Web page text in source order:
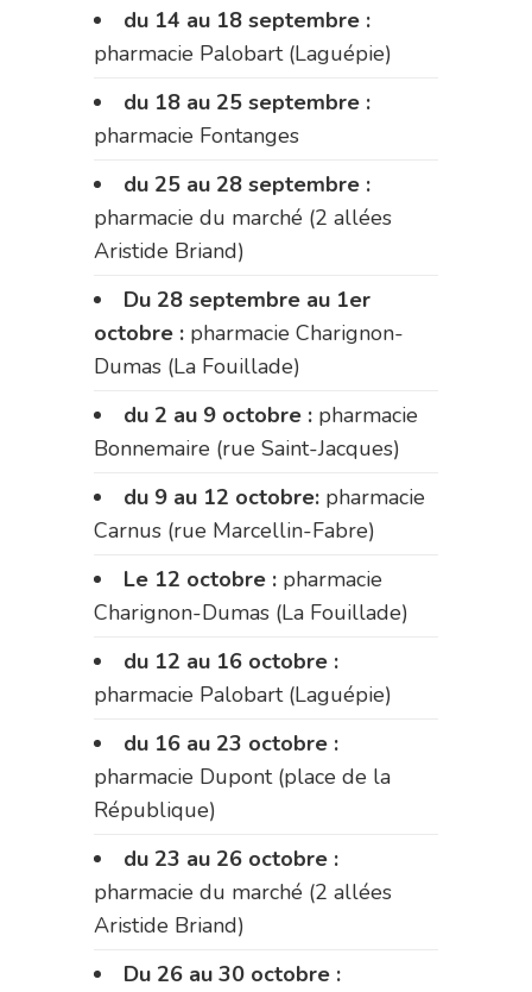
du 14 au 18 septembre :
pharmacie Palobart (Laguépie)
du 18 au 25 septembre :
pharmacie Fontanges
du 25 au 28 septembre :
pharmacie du marché (2 allées
Aristide Briand)
Du 28 septembre au 1er
octobre : pharmacie Charignon-
Dumas (La Fouillade)
du 2 au 9 octobre : pharmacie
Bonnemaire (rue Saint-Jacques)
du 9 au 12 octobre: pharmacie
Carnus (rue Marcellin-Fabre)
Le 12 octobre : pharmacie
Charignon-Dumas (La Fouillade)
du 12 au 16 octobre :
pharmacie Palobart (Laguépie)
du 16 au 23 octobre :
pharmacie Dupont (place de la
République)
du 23 au 26 octobre :
pharmacie du marché (2 allées
Aristide Briand)
Du 26 au 30 octobre :